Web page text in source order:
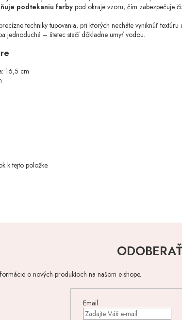
podtekaniu farby pod okraje vzoru, čím zabezpečuje
techniky tupovania, pri ktorých necháte vyniknúť
jednoduchá – štetec stačí dôkladne umyť vodou.
16,5 cm
k tejto položke.
o nových produktoch na našom e-shope.
Email